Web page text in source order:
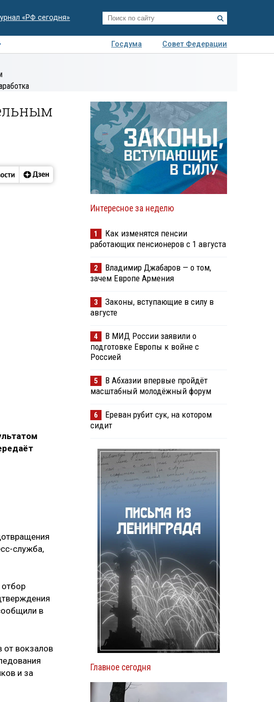
«РФ сегодня»
Госдума
Совет Федерации
служба,
отбор
в
от вокзалов
и за
Интересное за неделю
1
Как изменятся пенсии
работающих пенсионеров с 1 августа
2
Владимир Джабаров — о том,
зачем Европе Армения
3
Законы, вступающие в силу в
августе
4
В МИД России заявили о
подготовке Европы к войне с
Россией
5
В Абхазии впервые пройдёт
масштабный молодёжный форум
6
Ереван рубит сук, на котором
сидит
Главное сегодня